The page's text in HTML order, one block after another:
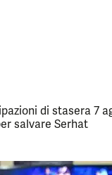
di stasera 7
salvare Serhat